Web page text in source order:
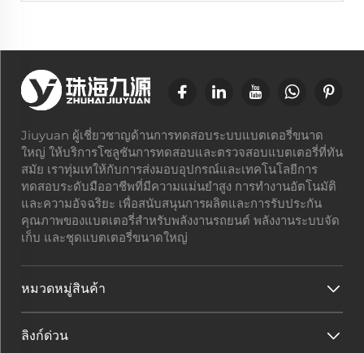
Jiuyuan ผู้เชี่ยวชาญด้านการทดสอบระบบแบตเตอรี่ขนาด
ใหญ่ ให้บริการโซลูชันการทดสอบและตรวจสอบแบตเตอรี่ที่ทัน
สมัย เราทุ่มเทให้กับการส่งมอบอุปกรณ์และเทคโนโลยีการ
ทดสอบระดับมืออาชีพที่มีความแม่นยำสูง การทำงานอัตโนมัติ
และความอัจฉริยะ เพื่อสนับสนุนการผลิตและการรับประกัน
คุณภาพของแบตเตอรี่สำหรับพลังงานรถยนต์ พลังงานระบบจัด
เก็บ และชุดแบตเตอรี่ขนาดใหญ่
หมวดหมู่สินค้า
ลิงก์ด่วน